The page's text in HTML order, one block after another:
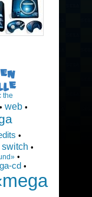
the
•web •
•
switch •
•
cd •